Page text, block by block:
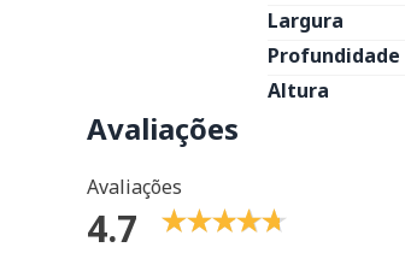
Largura
Profundidade
Altura
Avaliações
Avaliações
4.7